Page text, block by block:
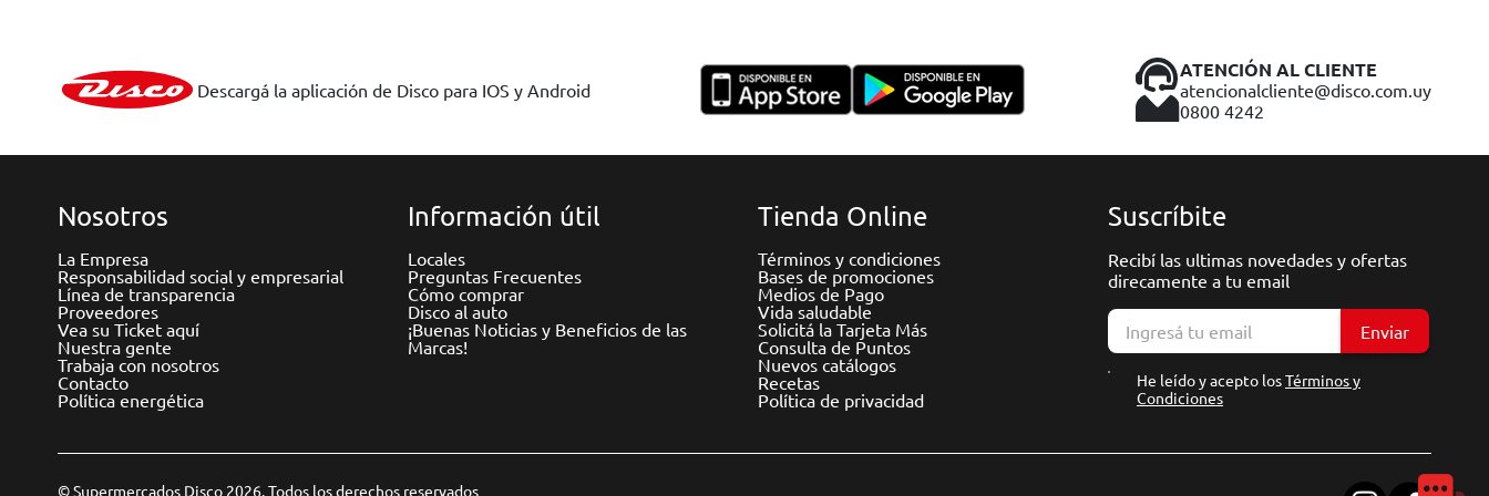
Descargá la aplicación de Disco para IOS y Android
ATENCIÓN AL CLIENTE
atencionalcliente@disco.com.uy
0800 4242
Nosotros
La Empresa
Responsabilidad social y empresarial
Línea de transparencia
Proveedores
Vea su Ticket aquí
Nuestra gente
Trabaja con nosotros
Contacto
Política energética
Información útil
Locales
Preguntas Frecuentes
Cómo comprar
Disco al auto
¡Buenas Noticias y Beneficios de las
Marcas!
Tienda Online
Términos y condiciones
Bases de promociones
Medios de Pago
Vida saludable
Solicitá la Tarjeta Más
Consulta de Puntos
Nuevos catálogos
Recetas
Política de privacidad
Suscríbite
Recibí las ultimas novedades y ofertas
direcamente a tu email
Enviar
He leído y acepto losTérminos y
Condiciones
© Supermercados Disco 2026. Todos los derechos reservados